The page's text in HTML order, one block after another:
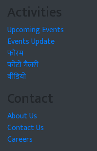
Activities
Upcoming Events
Events Update
फोरम
फोटो गैलरी
वीडियो
Contact
About Us
Contact Us
Careers